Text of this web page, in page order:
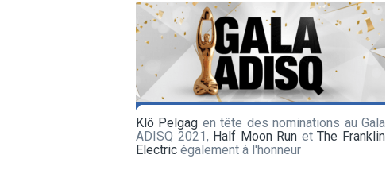
Klô Pelgag en tête des nominations au Gala
ADISQ 2021, Half Moon Run etThe Franklin
Electric également à l'honneur